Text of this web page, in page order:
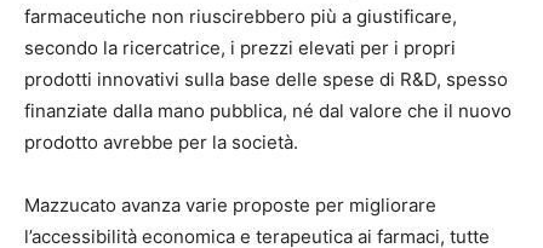
farmaceutiche non riuscirebbero più a giustificare,
secondo la ricercatrice, i prezzi elevati per i propri
prodotti innovativi sulla base delle spese di R&D, spesso
finanziate dalla mano pubblica, né dal valore che il nuovo
prodotto avrebbe per la società.
Mazzucato avanza varie proposte per migliorare
l’accessibilità economica e terapeutica ai farmaci, tutte